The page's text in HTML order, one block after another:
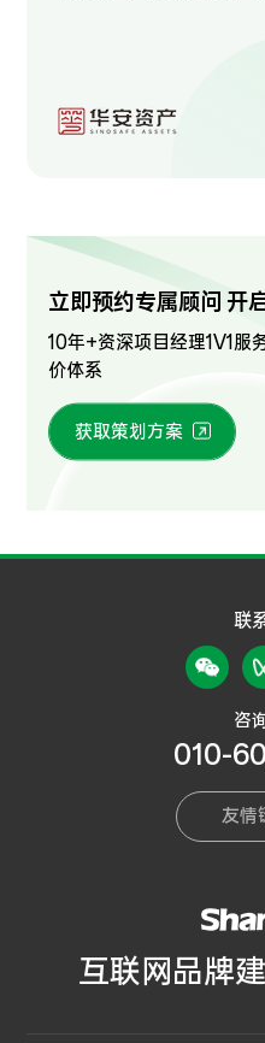
立即预约专属顾问 开
10年+资深项目经理1V1服
价体系
获取策划方案
联
咨
010-
友情
互联网品牌